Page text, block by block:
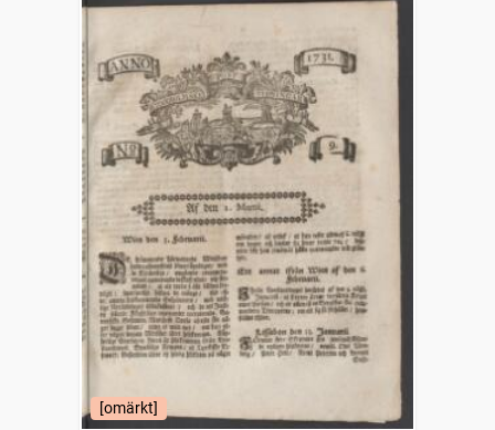
[omärkt]